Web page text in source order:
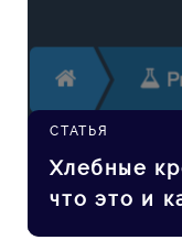
СТАТЬЯ
Хлебные
что это и